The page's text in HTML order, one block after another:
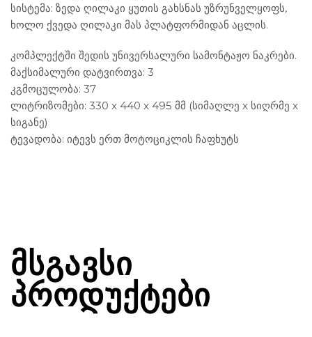
სისტემა: ზედა ღილაკი ყუთის გახსნას უზრუნველყოფს,
ხოლო ქვედა ღილაკი მას პლატფორმიდან აცლის.
კომპლექტში შედის უნივერსალური სამონტაჟო ნაკრები.
მაქსიმალური დატვირთვა: 3
კგმოცულობა: 37
ლიტრიზომები: 330 x 440 x 495 მმ (სიმაღლე x სიღრმე x
სიგანე)
ტევადობა: იტევს ერთ მოტოციკლის ჩაფხუტს
ᲛᲡᲒᲐᲕᲡᲘ
ᲞᲠᲝᲓᲣᲥᲢᲔᲑᲘ